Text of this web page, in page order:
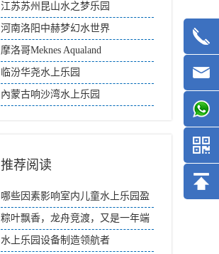
江苏苏州昆山水之梦乐园
河南洛阳中赫梦幻水世界
摩洛哥Meknes Aqualand
临汾华尧水上乐园
內蒙古响沙湾水上乐园
推荐阅读
哪些因素影响室内儿童水上乐园盈
利？
粽叶飘香，龙舟竞渡，又是一年端
午时
水上乐园设备制造领航者